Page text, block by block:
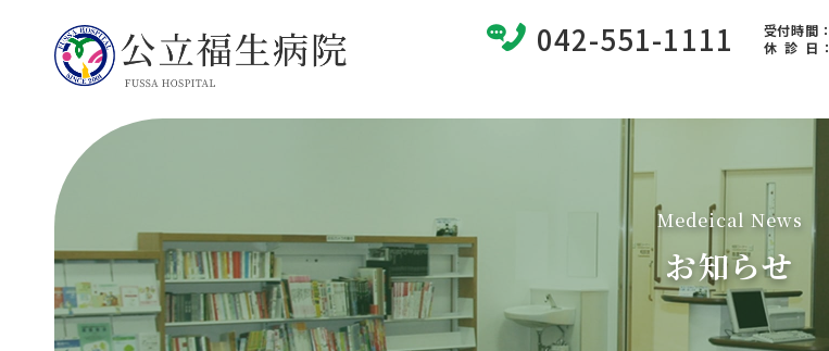
042-551-1111 受付時間：
休 診 日 ：
Medeical News
お知らせ